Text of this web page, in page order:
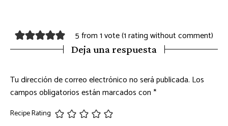
5 from 1 vote (1 rating without comment)
Deja una respuesta
Tu dirección de correo electrónico no será publicada. Los
campos obligatorios están marcados con*
Recipe Rating